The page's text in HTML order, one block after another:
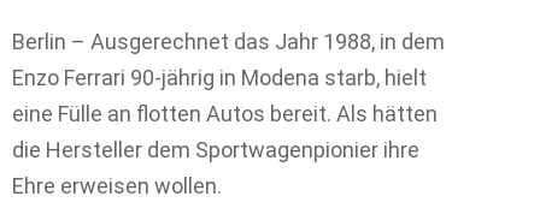
Berlin – Ausgerechnet das Jahr 1988, in dem
Enzo Ferrari 90-jährig in Modena starb, hielt
eine Fülle an flotten Autos bereit. Als hätten
die Hersteller dem Sportwagenpionier ihre
Ehre erweisen wollen.